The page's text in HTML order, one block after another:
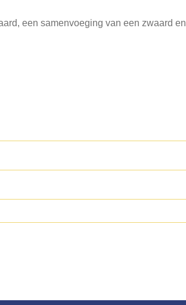
een samenvoeging van een zwaard en